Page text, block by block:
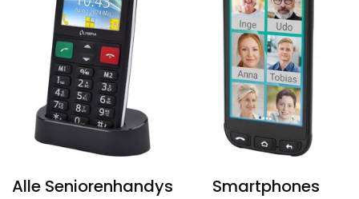
Alle Seniorenhandys Smartphones